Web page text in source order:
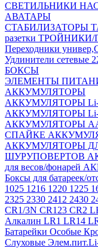
СВЕТИЛЬНИКИ
АВАТАРЫ
СТАБИЛИЗАТОРЫ
разетки ТРОЙНИКИ/
Переходники
Удлинители сетевые
БОКСЫ
ЭЛЕМЕНТЫ
АККУМУЛЯТОРЫ
АККУМУЛЯТОРЫ Li-
АККУМУЛЯТОРЫ Li-
АККУМУЛЯТОРЫ
СПАЙКЕ
АККУМУЛЯТОРЫ
ШУРУПОВЕРТОВ
для весов/фонарей
Боксы для батареек/
1025 1216 1220 1225
2325 2330 2412 2430
CR1/3N CR123 CR2
Алкалин LR1 LR14
Батарейки Особые
Слуховые